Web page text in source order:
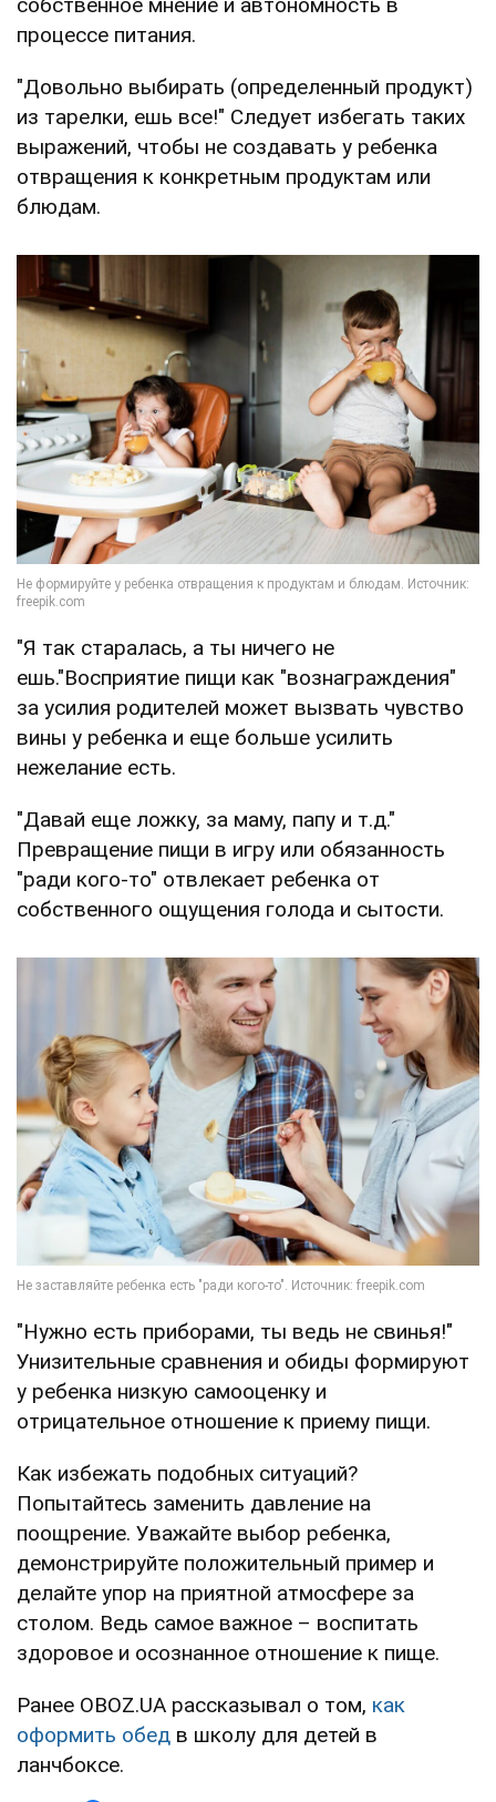
процессе питания.
"Довольно выбирать (определенный продукт)
из тарелки, ешь все!" Следует избегать таких
выражений, чтобы не создавать у ребенка
отвращения к конкретным продуктам или
блюдам.
"Я так старалась, а ты ничего не
ешь."Восприятие пищи как "вознаграждения"
за усилия родителей может вызвать чувство
вины у ребенка и еще больше усилить
нежелание есть.
"Давай еще ложку, за маму, папу и т.д."
Превращение пищи в игру или обязанность
"ради кого-то" отвлекает ребенка от
собственного ощущения голода и сытости.
"Нужно есть приборами, ты ведь не свинья!"
Унизительные сравнения и обиды формируют
у ребенка низкую самооценку и
отрицательное отношение к приему пищи.
Как избежать подобных ситуаций?
Попытайтесь заменить давление на
поощрение. Уважайте выбор ребенка,
демонстрируйте положительный пример и
делайте упор на приятной атмосфере за
столом. Ведь самое важное – воспитать
здоровое и осознанное отношение к пище.
Ранее OBOZ.UA рассказывал о том, как
оформить обед в школу для детей в
ланчбоксе.